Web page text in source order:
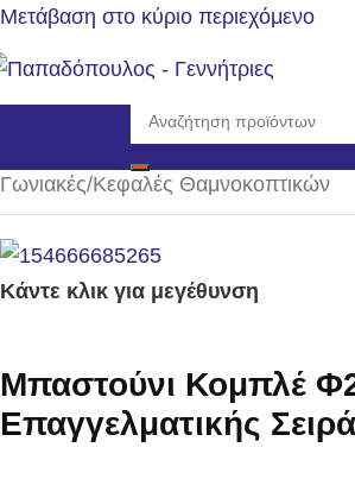
Μετάβαση στο κύριο περιεχόμενο
Αρχική σελίδα/Αναλώσιμα -
Γωνιακές/Κεφαλές Θαμνοκοπτικών
Κάντε κλικ για μεγέθυνση
Μπαστούνι Κομπλέ
Επαγγελματικής